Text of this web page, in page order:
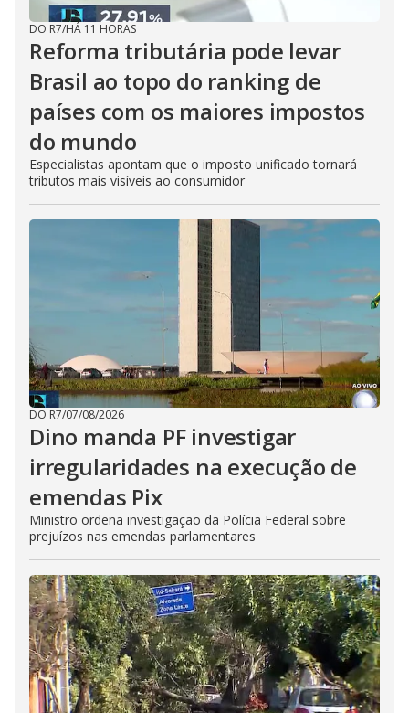
DO R7/HÁ 11 HORAS
Reforma tributária pode levar
Brasil ao topo do ranking de
países com os maiores impostos
do mundo
Especialistas apontam que o imposto unificado tornará
tributos mais visíveis ao consumidor
DO R7/07/08/2026
Dino manda PF investigar
irregularidades na execução de
emendas Pix
Ministro ordena investigação da Polícia Federal sobre
prejuízos nas emendas parlamentares